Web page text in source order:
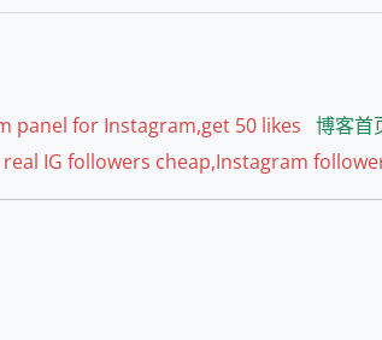
panel for Instagram,get 50 likes 博客首
real IG followers cheap,Instagram